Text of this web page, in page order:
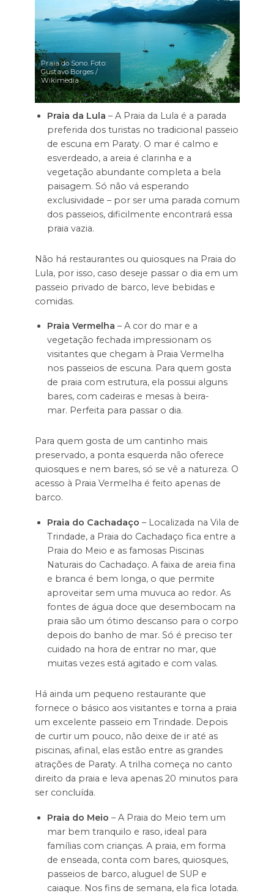
Praia do Sono. Foto:
Gustavo Borges /
Wikimedia
Praia da Lula – A Praia da Lula é a parada
preferida dos turistas no tradicional passeio
de escuna em Paraty. O mar é calmo e
esverdeado, a areia é clarinha e a
vegetação abundante completa a bela
paisagem. Só não vá esperando
exclusividade – por ser uma parada comum
dos passeios, dificilmente encontrará essa
praia vazia.
Não há restaurantes ou quiosques na Praia do
Lula, por isso, caso deseje passar o dia em um
passeio privado de barco, leve bebidas e
comidas.
Praia Vermelha – A cor do mar e a
vegetação fechada impressionam os
visitantes que chegam à Praia Vermelha
nos passeios de escuna. Para quem gosta
de praia com estrutura, ela possui alguns
bares, com cadeiras e mesas à beira-
mar. Perfeita para passar o dia.
Para quem gosta de um cantinho mais
preservado, a ponta esquerda não oferece
quiosques e nem bares, só se vê a natureza. O
acesso à Praia Vermelha é feito apenas de
barco.
Praia do Cachadaço – Localizada na Vila de
Trindade, a Praia do Cachadaço fica entre a
Praia do Meio e as famosas Piscinas
Naturais do Cachadaço. A faixa de areia fina
e branca é bem longa, o que permite
aproveitar sem uma muvuca ao redor. As
fontes de água doce que desembocam na
praia são um ótimo descanso para o corpo
depois do banho de mar. Só é preciso ter
cuidado na hora de entrar no mar, que
muitas vezes está agitado e com valas.
Há ainda um pequeno restaurante que
fornece o básico aos visitantes e torna a praia
um excelente passeio em Trindade. Depois
de curtir um pouco, não deixe de ir até as
piscinas, afinal, elas estão entre as grandes
atrações de Paraty. A trilha começa no canto
direito da praia e leva apenas 20 minutos para
ser concluída.
Praia do Meio – A Praia do Meio tem um
mar bem tranquilo e raso, ideal para
famílias com crianças. A praia, em forma
de enseada, conta com bares, quiosques,
passeios de barco, aluguel de SUP e
caiaque. Nos fins de semana, ela fica lotada.